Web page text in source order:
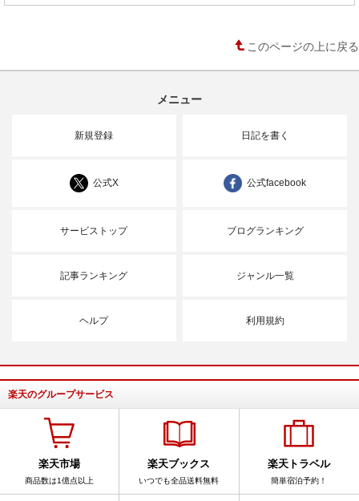
このページの上に戻る
メニュー
新規登録 日記を書く
公式X 公式facebook
サービストップ ブログランキング
記事ランキング ジャンル一覧
ヘルプ 利用規約
楽天のグループサービス
楽天市場
商品数は1億点以上
楽天ブックス
いつでも全品送料無料
楽天トラベル
簡単宿泊予約！